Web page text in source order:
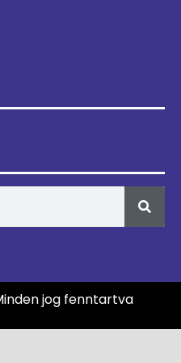
jog fenntartva